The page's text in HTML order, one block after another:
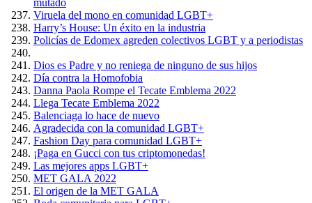
mutado
Viruela del mono en comunidad LGBT+
Harry’s House: Un éxito en la industria
Policías de Edomex agreden colectivos LGBT y a periodistas
Dios es Padre y no reniega de ninguno de sus hijos
Día contra la Homofobia
Danna Paola Rompe el Tecate Emblema 2022
Llega Tecate Emblema 2022
Balenciaga lo hace de nuevo
Agradecida con la comunidad LGBT+
Fashion Day para comunidad LGBT+
¡Paga en Gucci con tus criptomonedas!
Las mejores apps LGBT+
MET GALA 2022
El origen de la MET GALA